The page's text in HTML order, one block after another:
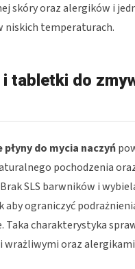
skóry oraz alergików i
niskich temperaturach.
i tabletki do
do mycia naczyń
pochodzenia
SLS barwników i
aby ograniczyć
Taka charakterystyka
wrażliwymi oraz